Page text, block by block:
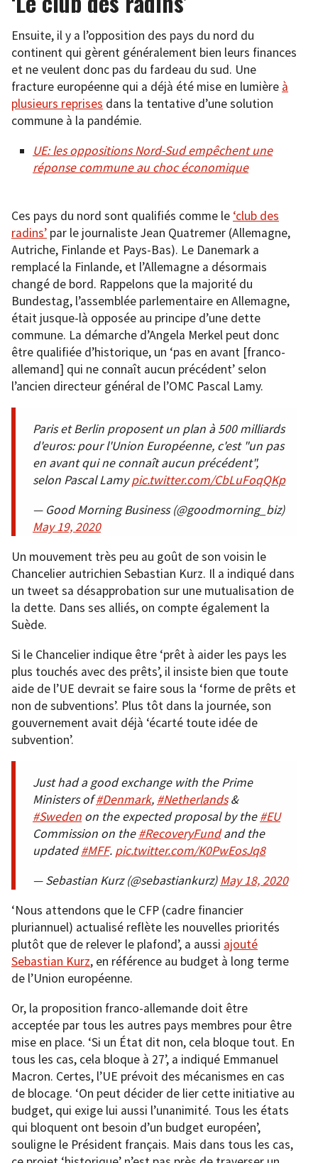
Ensuite, il y a l’opposition des pays du nord du
continent qui gèrent généralement bien leurs finances
et ne veulent donc pas du fardeau du sud. Une
fracture européenne qui a déjà été mise en lumière à
plusieurs reprises dans la tentative d’une solution
commune à la pandémie.
UE: les oppositions Nord-Sud empêchent une
réponse commune au choc économique
Ces pays du nord sont qualifiés comme le ‘club des
radins’ par le journaliste Jean Quatremer (Allemagne,
Autriche, Finlande et Pays-Bas). Le Danemark a
remplacé la Finlande, et l’Allemagne a désormais
changé de bord. Rappelons que la majorité du
Bundestag, l’assemblée parlementaire en Allemagne,
était jusque-là opposée au principe d’une dette
commune. La démarche d’Angela Merkel peut donc
être qualifiée d’historique, un ‘pas en avant [franco-
allemand] qui ne connaît aucun précédent’ selon
l’ancien directeur général de l’OMC Pascal Lamy.
Paris et Berlin proposent un plan à 500 milliards
d'euros: pour l'Union Européenne, c'est "un pas
en avant qui ne connaît aucun précédent",
selon Pascal Lamypic.twitter.com/CbLuFoqQKp
— Good Morning Business (@goodmorning_biz)
May 19, 2020
Un mouvement très peu au goût de son voisin le
Chancelier autrichien Sebastian Kurz. Il a indiqué dans
un tweet sa désapprobation sur une mutualisation de
la dette. Dans ses alliés, on compte également la
Suède.
Si le Chancelier indique être ‘prêt à aider les pays les
plus touchés avec des prêts’, il insiste bien que toute
aide de l’UE devrait se faire sous la ‘forme de prêts et
non de subventions’. Plus tôt dans la journée, son
gouvernement avait déjà ‘écarté toute idée de
subvention’.
Just had a good exchange with the Prime
Ministers of#Denmark, #Netherlands&
#Sweden on the expected proposal by the#EU
Commission on the#RecoveryFundand the
updated#MFF. pic.twitter.com/K0PwEosJq8
— Sebastian Kurz (@sebastiankurz)May 18, 2020
‘Nous attendons que le CFP (cadre financier
pluriannuel) actualisé reflète les nouvelles priorités
plutôt que de relever le plafond’, a aussi ajouté
Sebastian Kurz, en référence au budget à long terme
de l’Union européenne.
Or, la proposition franco-allemande doit être
acceptée par tous les autres pays membres pour être
mise en place. ‘Si un État dit non, cela bloque tout. En
tous les cas, cela bloque à 27’, a indiqué Emmanuel
Macron. Certes, l’UE prévoit des mécanismes en cas
de blocage. ‘On peut décider de lier cette initiative au
budget, qui exige lui aussi l’unanimité. Tous les états
qui bloquent ont besoin d’un budget européen’,
souligne le Président français. Mais dans tous les cas,